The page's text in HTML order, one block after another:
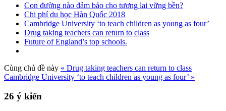
Con đường nào đảm bảo cho tương lai vững bền?
Chi phí du học Hàn Quốc 2018
Cambridge University ‘to teach children as young as four’
Drug taking teachers can return to class
Future of England’s top schools.
Cùng chủ đề này « Drug taking teachers can return to class
Cambridge University ‘to teach children as young as four’ »
26 ý kiến